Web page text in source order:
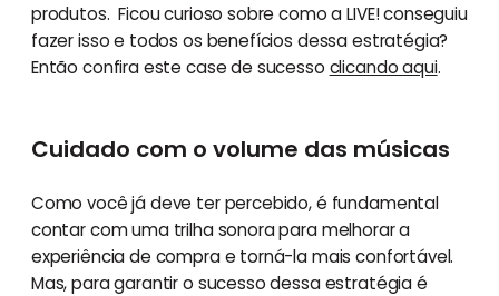
produtos. Ficou curioso sobre como a LIVE! conseguiu
fazer isso e todos os benefícios dessa estratégia?
Então confira este case de sucesso clicando aqui.
Cuidado com o volume das músicas
Como você já deve ter percebido, é fundamental
contar com uma trilha sonora para melhorar a
experiência de compra e torná-la mais confortável.
Mas, para garantir o sucesso dessa estratégia é